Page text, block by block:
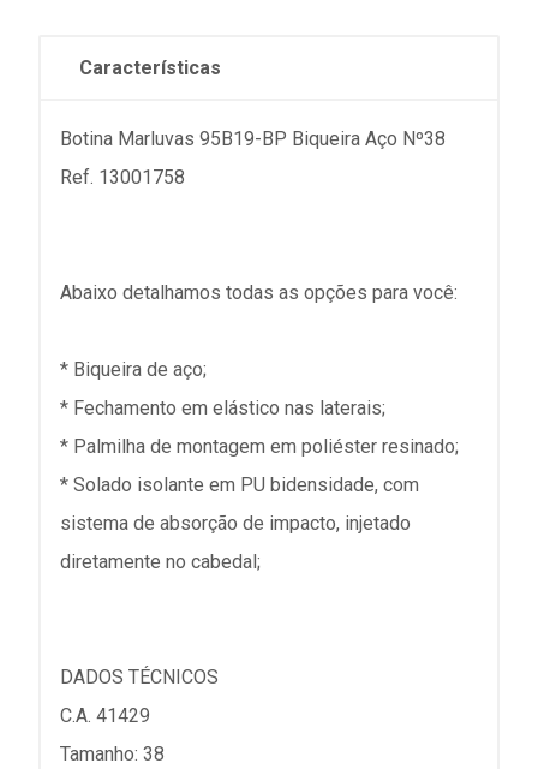
Características
Botina Marluvas 95B19-BP Biqueira Aço Nº38
Ref. 13001758
Abaixo detalhamos todas as opções para você:
* Biqueira de aço;
* Fechamento em elástico nas laterais;
* Palmilha de montagem em poliéster resinado;
* Solado isolante em PU bidensidade, com
sistema de absorção de impacto, injetado
diretamente no cabedal;
DADOS TÉCNICOS
C.A. 41429
Tamanho: 38